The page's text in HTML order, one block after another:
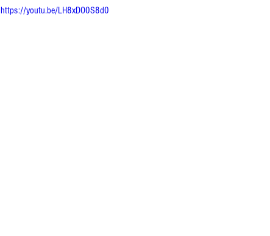
https://youtu.be/LH8xDO0S8d0